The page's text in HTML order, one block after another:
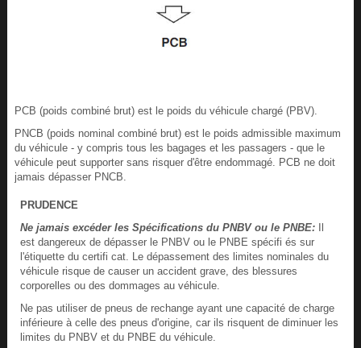
PCB (poids combiné brut) est le poids du véhicule chargé (PBV).
PNCB (poids nominal combiné brut) est le poids admissible maximum
du véhicule - y compris tous les bagages et les passagers - que le
véhicule peut supporter sans risquer d'être endommagé. PCB ne doit
jamais dépasser PNCB.
PRUDENCE
Ne jamais excéder les Spécifications du PNBV ou le PNBE:Il
est dangereux de dépasser le PNBV ou le PNBE spécifi és sur
l'étiquette du certifi cat. Le dépassement des limites nominales du
véhicule risque de causer un accident grave, des blessures
corporelles ou des dommages au véhicule.
Ne pas utiliser de pneus de rechange ayant une capacité de charge
inférieure à celle des pneus d'origine, car ils risquent de diminuer les
limites du PNBV et du PNBE du véhicule.